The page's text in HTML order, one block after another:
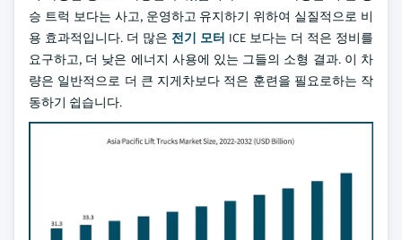
승 트럭 보다는 사고, 운영하고 유지하기 위하여 실질적으로 비
용 효과적입니다. 더 많은 전기 모터 ICE 보다는 더 적은 정비를
요구하고, 더 낮은 에너지 사용에 있는 그들의 소형 결과. 이 차
량은 일반적으로 더 큰 지게차보다 적은 훈련을 필요로하는 작
동하기 쉽습니다.